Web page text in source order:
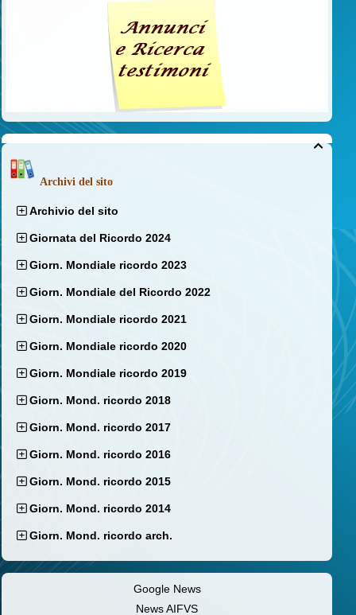

Archivi del sito
Archivio del sito
Giornata del Ricordo 2024
Giorn. Mondiale ricordo 2023
Giorn. Mondiale del Ricordo 2022
Giorn. Mondiale ricordo 2021
Giorn. Mondiale ricordo 2020
Giorn. Mondiale ricordo 2019
Giorn. Mond. ricordo 2018
Giorn. Mond. ricordo 2017
Giorn. Mond. ricordo 2016
Giorn. Mond. ricordo 2015
Giorn. Mond. ricordo 2014
Giorn. Mond. ricordo arch.
Google News
News AIFVS